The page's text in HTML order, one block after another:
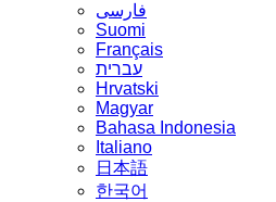
فارسی
Suomi
Français
עברית
Hrvatski
Magyar
Bahasa Indonesia
Italiano
日本語
한국어